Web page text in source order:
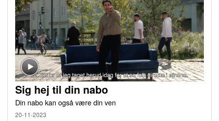
Sig hej til din nabo
Din nabo kan også være din ven
20-11-2023